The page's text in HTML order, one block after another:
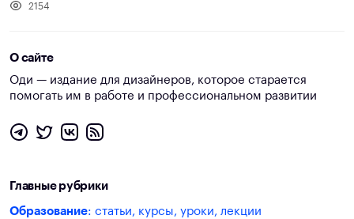
2154
О сайте
Оди — издание для дизайнеров, которое старается
помогать им в работе и профессиональном развитии
Главные рубрики
Образование: статьи, курсы, уроки, лекции